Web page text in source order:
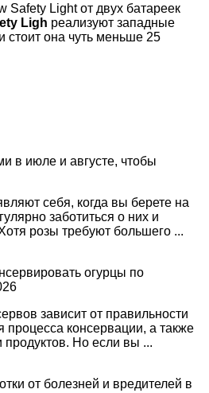
Safety Light от двух батареек
Ligh реализуют западные
стоит она чуть меньше 25
в июле и августе, чтобы
себя, когда вы берете на
заботиться о них и
розы требуют большего ...
огурцы по
зависит от правильности
процесса консервации, а также
продуктов. Но если вы ...
от болезней и вредителей в